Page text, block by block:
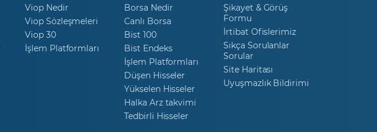
Viop Nedir
Viop Sözleşmeleri
Viop 30
İşlem Platformları
Borsa Nedir
Canlı Borsa
Bist 100
Bist Endeks
İşlem Platformları
Düşen Hisseler
Yükselen Hisseler
Halka Arz takvimi
Tedbirli Hisseler
Şikayet & Görüş
Formu
İrtibat Ofislerimiz
Sıkça Sorulanlar
Sorular
Site Haritası
Uyuşmazlık Bildirimi